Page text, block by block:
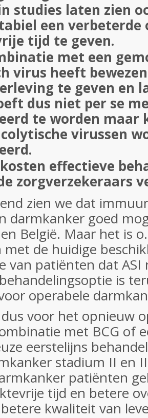
studies laten zien
een
tijd te geven.
met een
virus heeft
te geven en
dus niet per se
te worden maar
virussen
kosten effectieve
zorgverzekeraars
zien we dat
darmkanker goed
België. Maar het is
met de huidige
van patiënten dat ASI
is
operabele
voor het opnieuw
met BCG of
eerstelijns
stadium II en
patiënten
tijd en betere
kwaliteit van